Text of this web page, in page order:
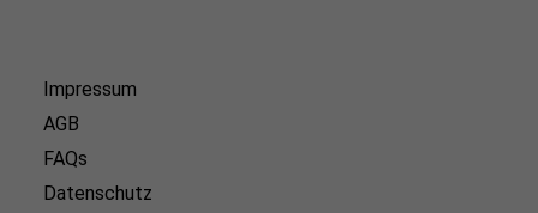
Impressum
AGB
FAQs
Datenschutz